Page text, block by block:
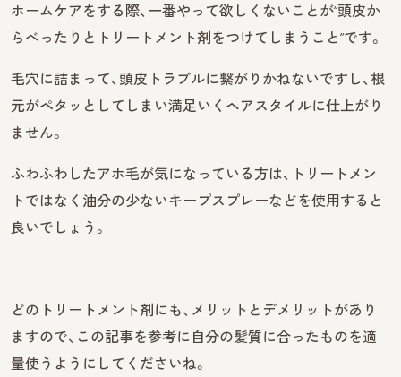
ホームケアをする際、一番やって欲しくないことが“頭皮か
らべったりとトリートメント剤をつけてしまうこと”です。
毛穴に詰まって、頭皮トラブルに繋がりかねないですし、根
元がペタッとしてしまい満足いくヘアスタイルに仕上がり
ません。
ふわふわしたアホ毛が気になっている方は、トリートメン
トではなく油分の少ないキープスプレーなどを使用すると
良いでしょう。
どのトリートメント剤にも、メリットとデメリットがあり
ますので、この記事を参考に自分の髪質に合ったものを適
量使うようにしてくださいね。